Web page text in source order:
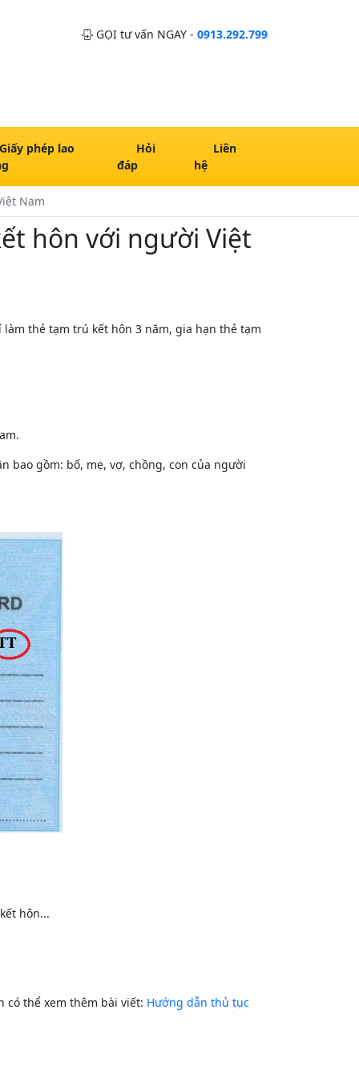
GỌI tư vấn NGAY - 0913.292.799
phép lao
Hỏi
đáp
Liên
hệ
Nam
hôn với người Việt
thẻ tạm trú kết hôn 3 năm, gia hạn thẻ tạm
bao gồm: bố, mẹ, vợ, chồng, con của người
hôn...
có thể xem thêm bài viết: Hướng dẫn thủ tục